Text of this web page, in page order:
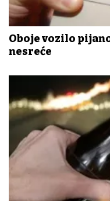
Oboje vozilo
nesreće